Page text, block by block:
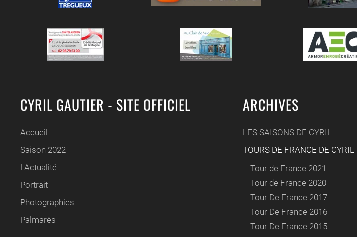
CYRIL GAUTIER - SITE OFFICIEL
Accueil
Saison 2022
L'Actualité
Portrait
Photographies
Palmarès
ARCHIVES
LES SAISONS DE CYRIL
TOURS DE FRANCE DE CYRIL
Tour de France 2021
Tour de France 2020
Tour De France 2017
Tour De France 2016
Tour De France 2015